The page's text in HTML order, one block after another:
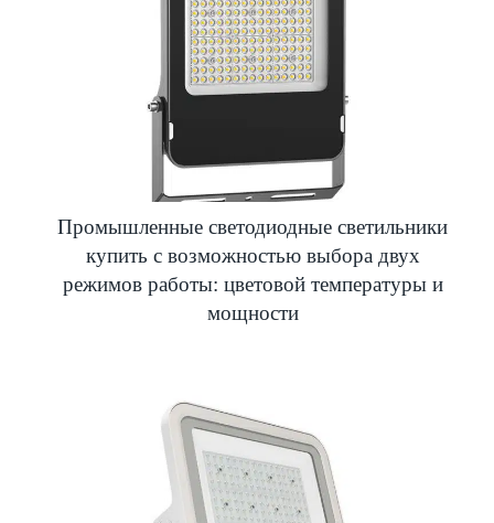
Промышленные светодиодные светильники
купить с возможностью выбора двух
режимов работы: цветовой температуры и
мощности